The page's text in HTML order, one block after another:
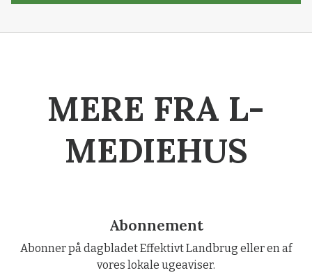
MERE FRA L-
MEDIEHUS
Abonnement
Abonner på dagbladet Effektivt Landbrug eller en af
vores lokale ugeaviser.